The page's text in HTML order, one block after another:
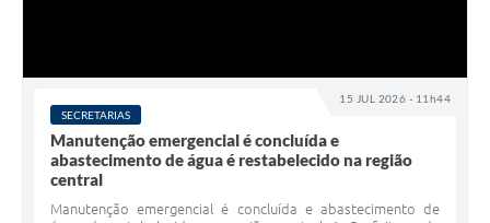
15 JUL 2026 - 11h44
SECRETARIAS
Manutenção emergencial é concluída e
abastecimento de água é restabelecido na região
central
Manutenção emergencial é concluída e abastecimento de